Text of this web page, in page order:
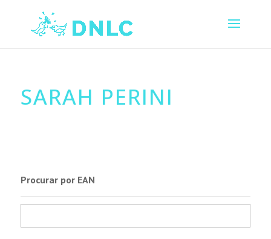
SARAH PERINI
Procurar por EAN